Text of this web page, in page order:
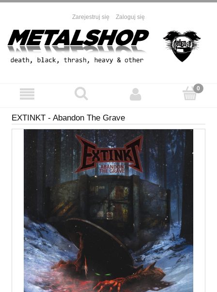
Zarejestruj się Zaloguj się
EXTINKT - Abandon The Grave